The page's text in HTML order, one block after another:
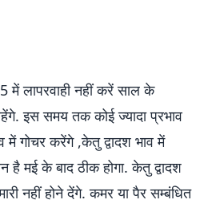
लापरवाही नहीं करें साल के
इस समय तक कोई ज्यादा प्रभाव
में गोचर करेंगे ,केतु द्वादश भाव में
है मई के बाद ठीक होगा. केतु द्वादश
नहीं होने देंगे. कमर या पैर सम्बंधित